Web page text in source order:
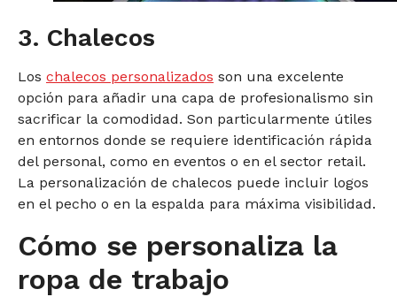
3. Chalecos
Los chalecos personalizados son una excelente
opción para añadir una capa de profesionalismo sin
sacrificar la comodidad. Son particularmente útiles
en entornos donde se requiere identificación rápida
del personal, como en eventos o en el sector retail.
La personalización de chalecos puede incluir logos
en el pecho o en la espalda para máxima visibilidad.
Cómo se personaliza la
ropa de trabajo